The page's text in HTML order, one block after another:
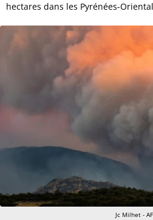
hectares dans les Pyrénées-
Jc Milhet -